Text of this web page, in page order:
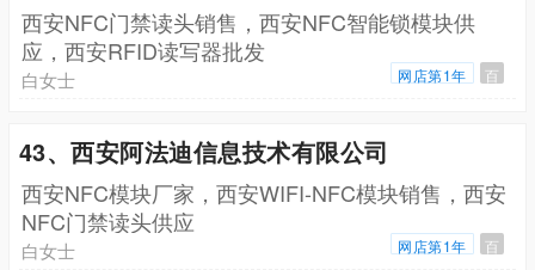
西安NFC门禁读头销售，西安NFC智能锁模块供
应，西安RFID读写器批发
白女士 网店第1年 百
43、西安阿法迪信息技术有限公司
西安NFC模块厂家，西安WIFI-NFC模块销售，西安
NFC门禁读头供应
白女士 网店第1年 百